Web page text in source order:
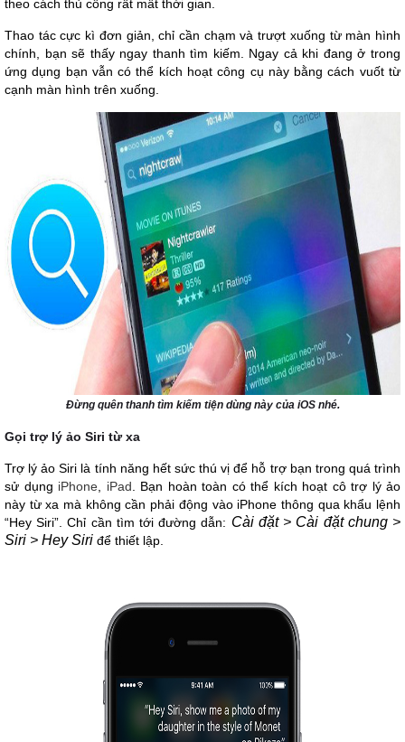
theo cách thủ công rất mất thời gian.
Thao tác cực kì đơn giản, chỉ cần chạm và trượt xuống từ màn hình
chính, bạn sẽ thấy ngay thanh tìm kiếm. Ngay cả khi đang ở trong
ứng dụng bạn vẫn có thể kích hoạt công cụ này bằng cách vuốt từ
cạnh màn hình trên xuống.
Đừng quên thanh tìm kiếm tiện dùng này của iOS nhé.
Gọi trợ lý ảo Siri từ xa
Trợ lý ảo Siri là tính năng hết sức thú vị để hỗ trợ bạn trong quá trình
sử dụng iPhone iPad . Bạn hoàn toàn có thể kích hoạt cô trợ lý ảo
này từ xa mà không cần phải động vào iPhone thông qua khẩu lệnh
“Hey Siri”. Chỉ cần tìm tới đường dẫn: Cài đặt > Cài đặt chung >
Siri > Hey Siri để thiết lập.